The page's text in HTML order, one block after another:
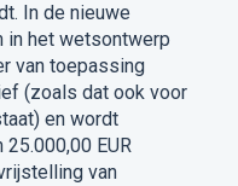
In de nieuwe
in het wetsontwerp
van toepassing
(zoals dat ook voor
en wordt
EUR
van